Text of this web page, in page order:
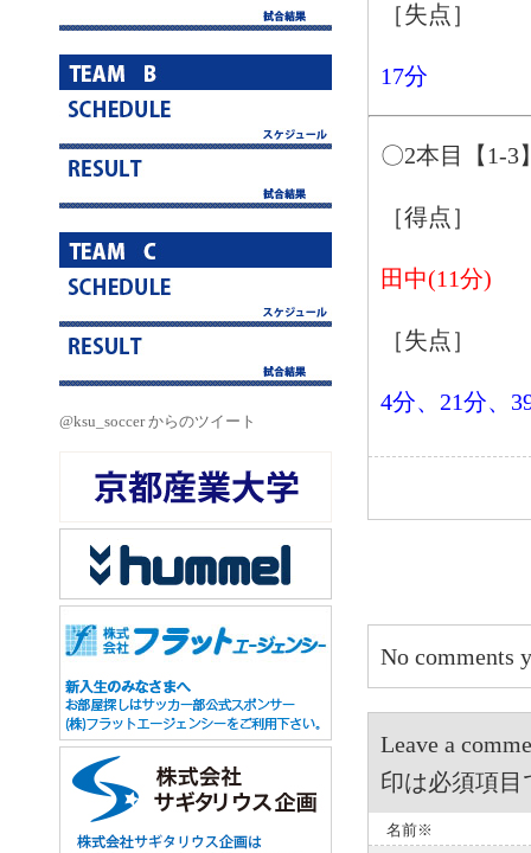
@ksu_soccer からのツイート
［失点］
17分
〇2本目【1-3
［得点］
田中(11分)
［失点］
4分、21分、
No comments
Leave a
印は必須項目
名前※